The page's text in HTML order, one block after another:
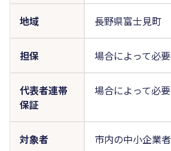
地域 長野県富士見町
担保 場合によって必要
代表者連帯
保証
場合によって必要
対象者 市内の中小企業者